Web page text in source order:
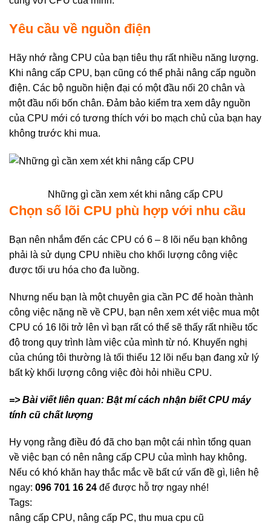
Yêu cầu về nguồn điện
Hãy nhớ rằng CPU của bạn tiêu thụ rất nhiều năng lượng.
Khi nâng cấp CPU, bạn cũng có thể phải nâng cấp nguồn
điện. Các bộ nguồn hiện đại có một đầu nối 20 chân và
một đầu nối bốn chân. Đảm bảo kiểm tra xem dây nguồn
của CPU mới có tương thích với bo mạch chủ của bạn hay
không trước khi mua.
Những gì cần xem xét khi nâng cấp CPU
Chọn số lõi CPU phù hợp với nhu cầu
Bạn nên nhắm đến các CPU có 6 – 8 lõi nếu bạn không
phải là sử dụng CPU nhiều cho khối lượng công việc
được tối ưu hóa cho đa luồng.
Nhưng nếu bạn là một chuyên gia cần PC để hoàn thành
công việc nặng nề về CPU, bạn nên xem xét việc mua một
CPU có 16 lõi trở lên vì bạn rất có thể sẽ thấy rất nhiều tốc
độ trong quy trình làm việc của mình từ nó. Khuyến nghị
của chúng tôi thường là tối thiểu 12 lõi nếu bạn đang xử lý
bất kỳ khối lượng công việc đòi hỏi nhiều CPU.
=> Bài viết liên quan: Bật mí cách nhận biết CPU máy
tính cũ chất lượng
Hy vọng rằng điều đó đã cho bạn một cái nhìn tổng quan
về việc bạn có nên nâng cấp CPU của mình hay không.
Nếu có khó khăn hay thắc mắc về bất cứ vấn đề gì, liên hệ
ngay: 096 701 16 24 để được hỗ trợ ngay nhé!
Tags:
nâng cấp CPU, nâng cấp PC, thu mua cpu cũ